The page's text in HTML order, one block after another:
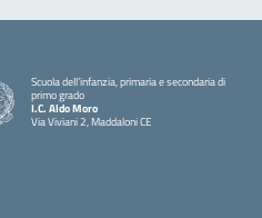
Scuola dell’infanzia, primaria e secondaria di
primo grado
I.C. Aldo Moro
Via Viviani 2, Maddaloni CE